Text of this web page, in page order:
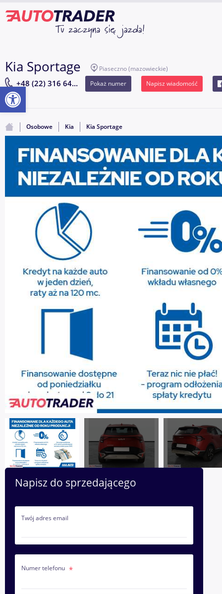
Kia Sportage Piaseczno(mazowieckie)
+48 (22) 316 64... Pokaż numer Napisz wiadomość
Osobowe Kia Kia Sportage
Napisz do sprzedającego
Twój adres email
Numer telefonu
Otwórz pasek narzędzi